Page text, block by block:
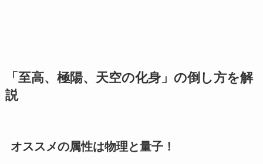
「至高、極陽、天空の化身」の倒し方を解
説
オススメの属性は物理と量子！